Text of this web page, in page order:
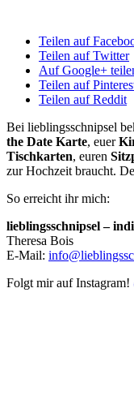
Teilen auf
Teilen auf Twitter
Auf Google+
Teilen auf
Teilen auf Reddit
Bei lieblingsschnipsel
the Date Karte, euer
Tischkarten, euren
zur Hochzeit braucht.
So erreicht ihr mich:
lieblingsschnipsel –
Theresa Bois
E-Mail:
Folgt mir auf Instagram!